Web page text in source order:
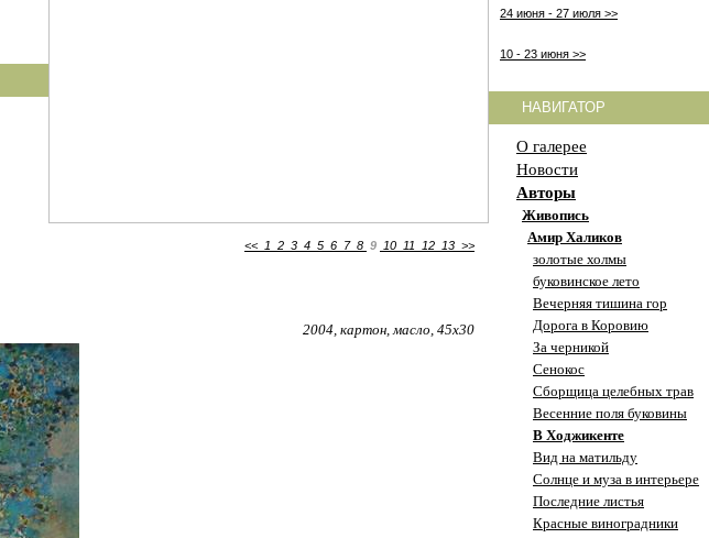
<< 1 2 3 4 5 6 7 8 9 10 11 12 13 >>
2004, картон, масло, 45х30
24 июня - 27 июля >>
10 - 23 июня >>
НАВИГАТОР
О галерее
Новости
Авторы
Живопись
Амир Халиков
золотые холмы
буковинское лето
Вечерняя тишина гор
Дорога в Коровию
За черникой
Сенокос
Сборщица целебных трав
Весенние поля буковины
В Ходжикенте
Вид на матильду
Солнце и муза в интерьере
Последние листья
Красные виноградники